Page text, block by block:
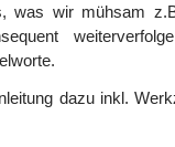
was wir mühsam
dazu inkl.